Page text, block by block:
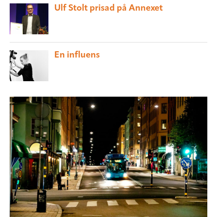
Ulf Stolt prisad på Annexet
En influens